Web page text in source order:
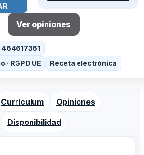
Ver opiniones
RGPD UE
Receta electrónica
Currículum Opiniones
Disponibilidad